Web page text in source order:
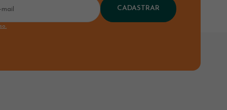
CADASTRAR